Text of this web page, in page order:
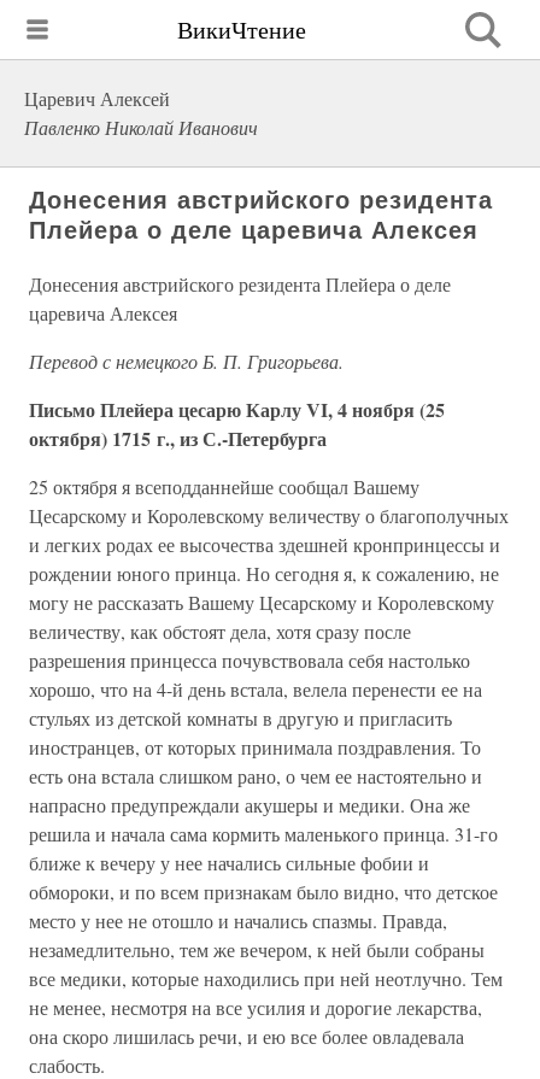
ВикиЧтение
Царевич Алексей
Павленко Николай Иванович
Донесения австрийского резидента
Плейера о деле царевича Алексея
Донесения австрийского резидента Плейера о деле
царевича Алексея
Перевод с немецкого Б. П. Григорьева.
Письмо Плейера цесарю Карлу VI, 4 ноября (25
октября) 1715 г., из С.-Петербурга
25 октября я всеподданнейше сообщал Вашему
Цесарскому и Королевскому величеству о благополучных
и легких родах ее высочества здешней кронпринцессы и
рождении юного принца. Но сегодня я, к сожалению, не
могу не рассказать Вашему Цесарскому и Королевскому
величеству, как обстоят дела, хотя сразу после
разрешения принцесса почувствовала себя настолько
хорошо, что на 4-й день встала, велела перенести ее на
стульях из детской комнаты в другую и пригласить
иностранцев, от которых принимала поздравления. То
есть она встала слишком рано, о чем ее настоятельно и
напрасно предупреждали акушеры и медики. Она же
решила и начала сама кормить маленького принца. 31-го
ближе к вечеру у нее начались сильные фобии и
обмороки, и по всем признакам было видно, что детское
место у нее не отошло и начались спазмы. Правда,
незамедлительно, тем же вечером, к ней были собраны
все медики, которые находились при ней неотлучно. Тем
не менее, несмотря на все усилия и дорогие лекарства,
она скоро лишилась речи, и ею все более овладевала
слабость.